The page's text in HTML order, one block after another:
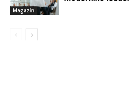
Magazín